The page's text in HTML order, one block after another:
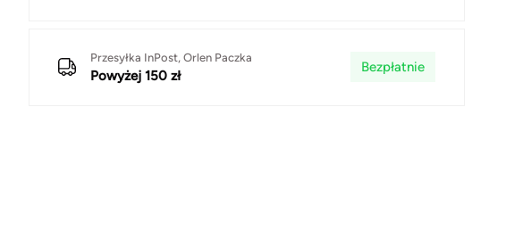
Przesyłka InPost, Orlen Paczka
Powyżej 150 zł
Bezpłatnie